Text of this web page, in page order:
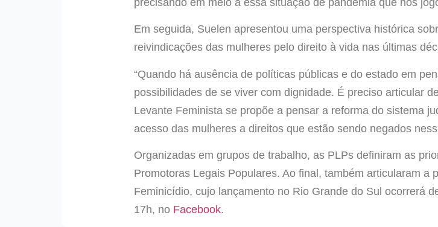
Em seguida, Suelen apresentou uma perspectiva histórica
reivindicações das mulheres pelo direito à vida nas últimas
“Quando há ausência de políticas públicas e do estado em
possibilidades de se viver com dignidade. É preciso articular
Levante Feminista se propõe a pensar a reforma do sistema
acesso das mulheres a direitos que estão sendo negados
Organizadas em grupos de trabalho, as PLPs definiram as
Promotoras Legais Populares. Ao final, também articularam a
Feminicídio, cujo lançamento no Rio Grande do Sul ocorrerá
17h, no Facebook.